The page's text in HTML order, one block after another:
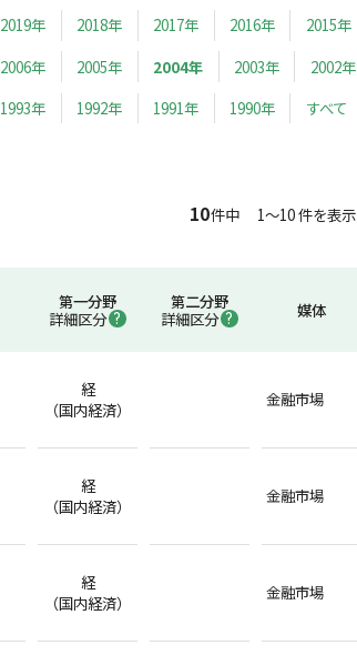
2019年 2018年 2017年 2016年 2015年
2006年 2005年 2004年 2003年 2002年
1993年 1992年 1991年 1990年 すべて
10件中 1～10 件を表示
第一分野
詳細区分
第二分野
詳細区分
媒体
経
（国内経済）
金融市場
経
（国内経済）
金融市場
経
（国内経済）
金融市場